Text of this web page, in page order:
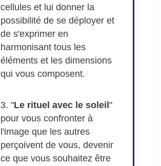
cellules et lui donner la
possibilité de se déployer et
de s'exprimer en
harmonisant tous les
éléments et les dimensions
qui vous composent.
3. "Le rituel avec le soleil "
pour vous confronter à
l'image que les autres
perçoivent de vous, devenir
ce que vous souhaitez être